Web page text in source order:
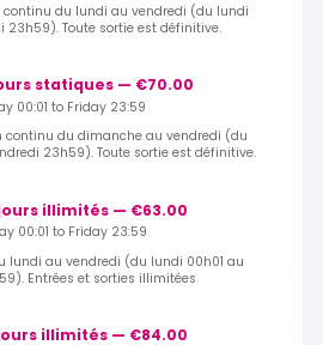
continu du lundi au vendredi (du lundi
23h59). Toute sortie est définitive.
statiques — €70.00
00:01 to Friday 23:59
continu du dimanche au vendredi (du
23h59). Toute sortie est définitive.
illimités — €63.00
00:01 to Friday 23:59
lundi au vendredi (du lundi 00h01 au
Entrées et sorties illimitées
illimités — €84.00